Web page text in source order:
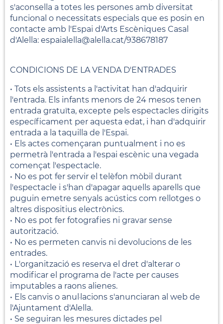
s'aconsella a totes les persones amb diversitat
funcional o necessitats especials que es posin en
contacte amb l'Espai d'Arts Escèniques Casal
d'Alella: espaialella@alella.cat/938678187
CONDICIONS DE LA VENDA D'ENTRADES
• Tots els assistents a l'activitat han d'adquirir
l'entrada. Els infants menors de 24 mesos tenen
entrada gratuïta, excepte pels espectacles dirigits
específicament per aquesta edat, i han d'adquirir
entrada a la taquilla de l'Espai.
• Els actes començaran puntualment i no es
permetrà l'entrada a l'espai escènic una vegada
començat l'espectacle.
• No es pot fer servir el telèfon mòbil durant
l'espectacle i s'han d'apagar aquells aparells que
puguin emetre senyals acústics com rellotges o
altres dispositius electrònics.
• No es pot fer fotografies ni gravar sense
autorització.
• No es permeten canvis ni devolucions de les
entrades.
• L'organització es reserva el dret d'alterar o
modificar el programa de l'acte per causes
imputables a raons alienes.
• Els canvis o anul·lacions s'anunciaran al web de
l'Ajuntament d'Alella.
• Se seguiran les mesures dictades pel